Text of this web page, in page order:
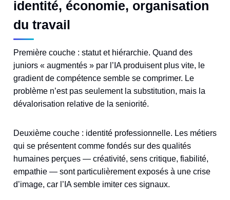
identité, économie, organisation
du travail
Première couche : statut et hiérarchie. Quand des
juniors « augmentés » par l’IA produisent plus vite, le
gradient de compétence semble se comprimer. Le
problème n’est pas seulement la substitution, mais la
dévalorisation relative de la seniorité.
Deuxième couche : identité professionnelle. Les métiers
qui se présentent comme fondés sur des qualités
humaines perçues — créativité, sens critique, fiabilité,
empathie — sont particulièrement exposés à une crise
d’image, car l’IA semble imiter ces signaux.